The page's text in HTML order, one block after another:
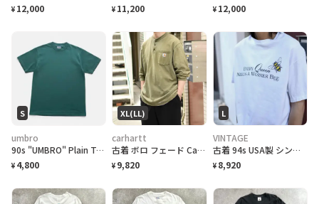
¥ 12,000 ¥ 11,200 ¥ 12,000
S
umbro
90s "UMBRO" Plain T-Shirt アンブロ 無地Tシャツ [S]
¥ 4,800
XL(LL)
carhartt
古着 ボロ フェード Carhartt ロンＴ 長袖Tシャツ ダメージ ポケット
¥ 9,820
L
VINTAGE
古着 94s USA製 シングルステッチ ハチ ジョーク Tシャツ ホワイト
¥ 8,920